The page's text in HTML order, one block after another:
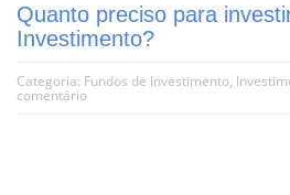
Quanto preciso para
Investimento?
Categoria: Fundos de Investimento,
comentário